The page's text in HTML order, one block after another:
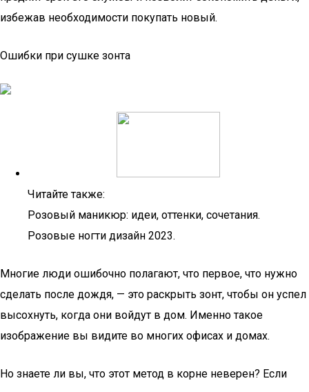
избежав необходимости покупать новый.
Ошибки при сушке зонта
Читайте также:
Розовый маникюр: идеи, оттенки, сочетания.
Розовые ногти дизайн 2023.
Многие люди ошибочно полагают, что первое, что нужно
сделать после дождя, — это раскрыть зонт, чтобы он успел
высохнуть, когда они войдут в дом. Именно такое
изображение вы видите во многих офисах и домах.
Но знаете ли вы, что этот метод в корне неверен? Если